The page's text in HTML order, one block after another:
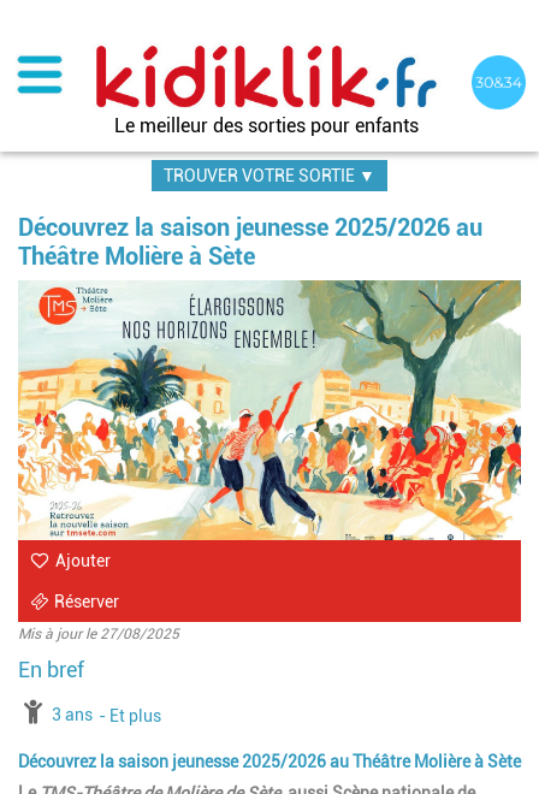
contenu
principal
Le meilleur des sorties pour enfants
TROUVER VOTRE SORTIE ▼
Découvrez la saison jeunesse 2025/2026 au
Théâtre Molière à Sète
Ajouter
Réserver
Mis à jour le 27/08/2025
à partir de
3 ans jusqu'à l'âge de
Et plus
Découvrez la saison jeunesse 2025/2026 au Théâtre Molière à Sète